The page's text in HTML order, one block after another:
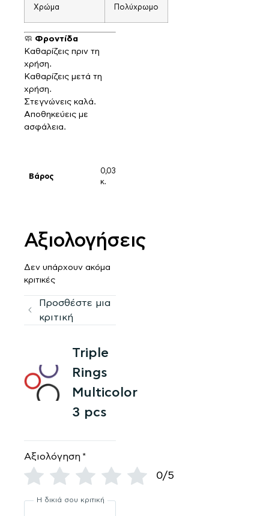
Χρώμα Πολύχρωμο
🧼 Φροντίδα
Καθαρίζεις πριν τη
χρήση.
Καθαρίζεις μετά τη
χρήση.
Στεγνώνεις καλά.
Αποθηκεύεις με
ασφάλεια.
Βάρος
0,03
κ.
Αξιολογήσεις
Δεν υπάρχουν ακόμα
κριτικές
Προσθέστε μια
κριτική
Triple
Rings
Multicolor
3 pcs
Αξιολόγηση *
0/5
Η δικιά σου κριτική